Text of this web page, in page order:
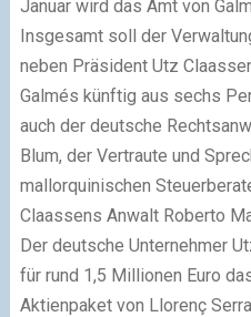
Januar wird das Amt von
Insgesamt soll der
neben Präsident Utz
Galmés künftig aus sechs
auch der deutsche
Blum, der Vertraute und
mallorquinischen
Claassens Anwalt Roberto
Der deutsche Unternehmer
für rund 1,5 Millionen Euro
Aktienpaket von Llorenç